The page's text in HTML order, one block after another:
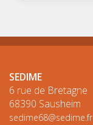
SEDIME
6 rue de Bretagne
68390 Sausheim
sedime68@sedime.fr